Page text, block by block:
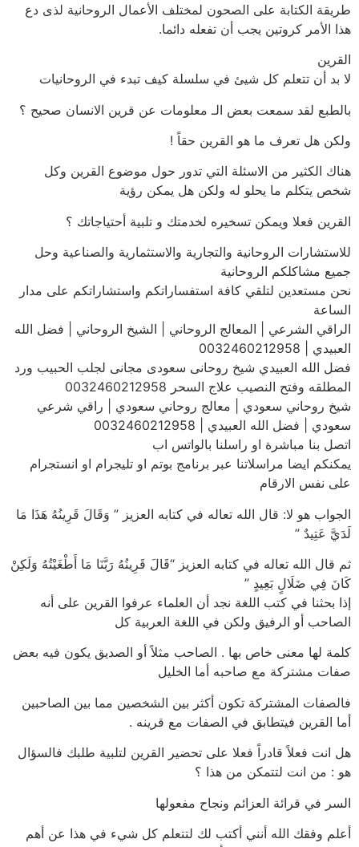
طريقة الكتابة على الصحون لمختلف الأعمال الروحانية لذى دع
هذا الأمر كروتين يجب أن تفعله دائما.
القرين
لا بد أن تتعلم كل شيئ في سلسلة كيف تبدء في الروحانيات
بالطبع لقد سمعت بعض الـ معلومات عن قرين الانسان صحيح ؟
ولكن هل تعرف ما هو القرين حقاً !
هناك الكثير من الاسئلة التي تدور حول موضوع القرين وكل
شخص يتكلم ما يحلو له ولكن هل يمكن رؤية
القرين فعلا ويمكن تسخيره لخدمتك و تلبية أحتياجاتك ؟
للاستشارات الروحانية والتجارية والاستثمارية والصناعية وحل
جميع مشاكلكم الروحانية
نحن مستعدين لتلقي كافة استفساراتكم واستشاراتكم على مدار
الساعة
الراقي الشرعي | المعالج الروحاني | الشيخ الروحاني | فضل الله
العبيدي | 0032460212958
فضل الله العبيدي شيخ روحانى سعودى مجانى لجلب الحبيب ورد
المطلقه وفتح النصيب علاج السحر 0032460212958
شيخ روحاني سعودي | معالج روحاني سعودي | راقي شرعي
سعودي | فضل الله العبيدي | 0032460212958
اتصل بنا مباشرة او راسلنا بالواتس اب
يمكنكم ايضا مراسلاتنا عبر برنامج بوتم او تليجرام او انستجرام
على نفس الارقام
الجواب هو لا: قال الله تعاله في كتابه العزيز ” وَقَالَ قَرِينُهُ هَذَا مَا
لَدَيَّ عَتِيدٌ ”
ثم قال الله تعاله في كتابه العزيز “قَالَ قَرِينُهُ رَبَّنَا مَا أَطْغَيْتُهُ وَلَكِنْ
كَانَ فِي ضَلَالٍ بَعِيدٍ ”
إذا بحثنا في كتب اللغة نجد أن العلماء عرفوا القرين على أنه
الصاحب أو الرفيق ولكن في اللغة العربية كل
كلمة لها معنى خاص بها . الصاحب مثلاً أو الصديق يكون فيه بعض
صفات مشتركة مع صاحبه أما الخليل
فالصفات المشتركة تكون أكثر بين الشخصين مما بين الصاحبين
أما القرين فيتطابق في الصفات مع قرينه .
هل انت فعلاً قادراً فعلا على تحضير القرين لتلبية طلبك فالسؤال
هو : من انت لتتمكن من هذا ؟
السر في قرائة العزائم ونجاح مفعولها
أعلم وفقك الله أنني أكتب لك لتتعلم كل شيء في هذا عن أهم